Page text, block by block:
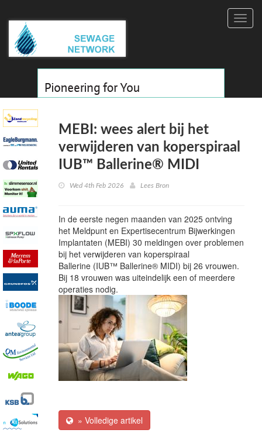
MEBI: wees alert bij het
verwijderen van koperspiraal
IUB™ Ballerine® MIDI
Wed 4th Feb 2026 Lees Bron
In de eerste negen maanden van 2025 ontving
het Meldpunt en Expertisecentrum Bijwerkingen
Implantaten (MEBI) 30 meldingen over problemen
bij het verwijderen van koperspiraal
Ballerine (IUB™ Ballerine® MIDI) bij 26 vrouwen.
Bij 18 vrouwen was uiteindelijk een of meerdere
operaties nodig.
» Volledige artikel